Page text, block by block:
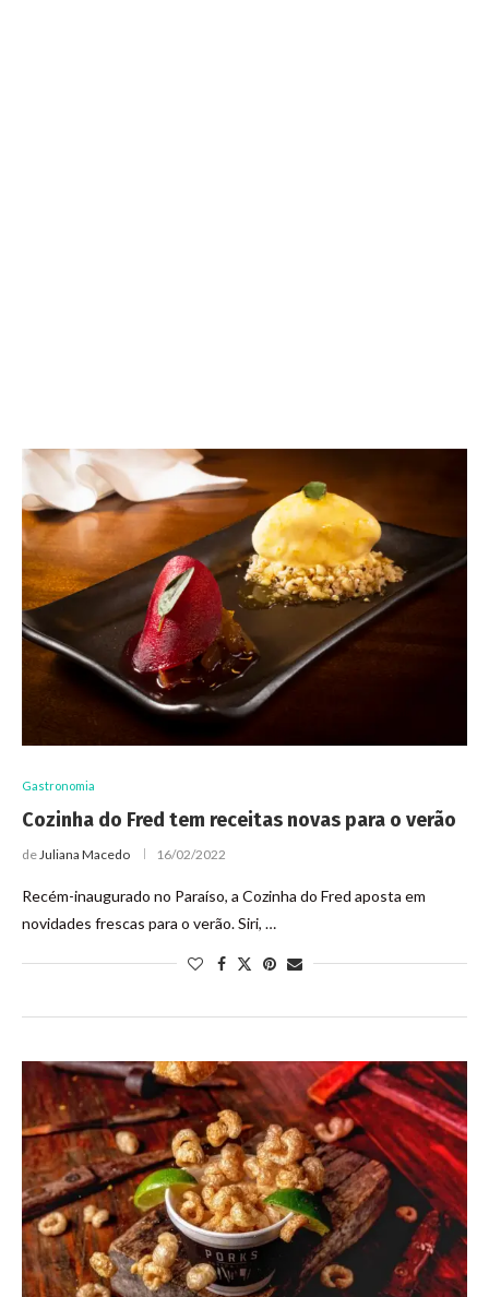
Gastronomia
Cozinha do Fred tem receitas novas para o verão
deJuliana Macedo 16/02/2022
Recém-inaugurado no Paraíso, a Cozinha do Fred aposta em
novidades frescas para o verão. Siri, …